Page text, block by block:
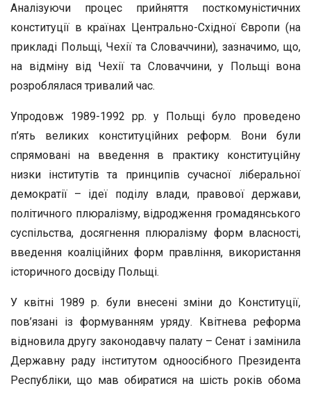
Аналізуючи процес прийняття посткомуністичних
конституції в країнах Центрально-Східної Європи (на
прикладі Польщі, Чехії та Словаччини), зазначимо, що,
на відміну від Чехії та Словаччини, у Польщі вона
розроблялася тривалий час.
Упродовж 1989-1992 рр. у Польщі було проведено
п’ять великих конституційних реформ. Вони були
спрямовані на введення в практику конституційну
низки інститутів та принципів сучасної ліберальної
демократії – ідеї поділу влади, правової держави,
політичного плюралізму, відродження громадянського
суспільства, досягнення плюралізму форм власності,
введення коаліційних форм правління, використання
історичного досвіду Польщі.
У квітні 1989 р. були внесені зміни до Конституції,
пов’язані із формуванням уряду. Квітнева реформа
відновила другу законодавчу палату – Сенат і замінила
Державну раду інститутом одноосібного Президента
Республіки, що мав обиратися на шість років обома